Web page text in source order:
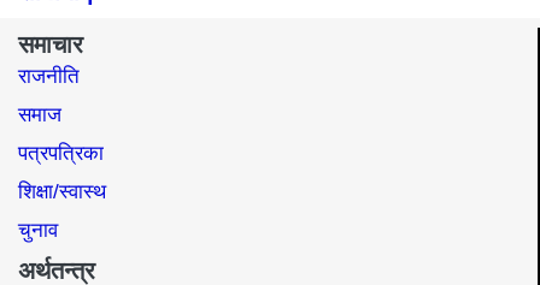
समाचार
राजनीति
समाज​
पत्रपत्रिका
शिक्षा/स्वास्थ
चुनाव
अर्थतन्त्र